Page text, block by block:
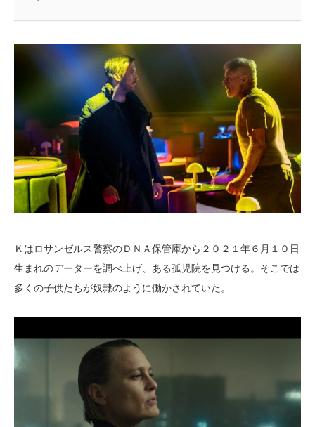
Ｋはロサンゼルス警察のＤＮＡ保管庫から２０２１年６月１０日
生まれのデーターを調べ上げ、ある孤児院を見つける。そこでは
多くの子供たちが奴隷のように働かされていた。